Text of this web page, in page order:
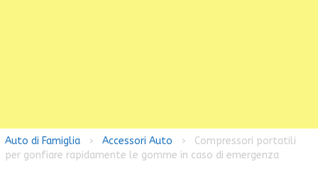
Auto di Famiglia > Accessori Auto >
Compressori portatili
per gonfiare rapidamente le gomme in caso di emergenza